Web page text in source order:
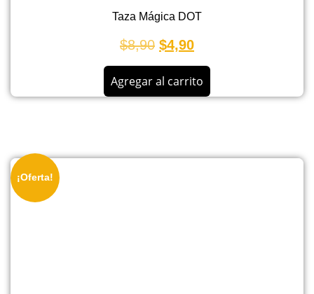
Taza Mágica DOT
$8,90 $4,90
Agregar al carrito
¡Oferta!